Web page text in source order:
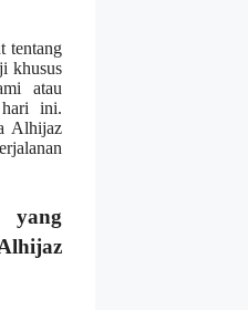
tentang
khusus
atau
ini.
Alhijaz